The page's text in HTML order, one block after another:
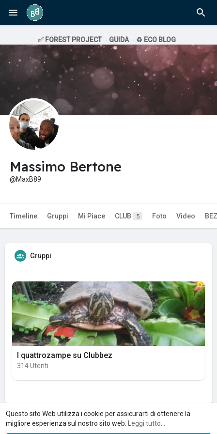
Questo sito Web utilizza i cookie per assicurarti di ottenere la
migliore esperienza sul nostro sito web.
Leggi tutto...
✅ FOREST PROJECT - GUIDA - ♻️ ECO BLOG
Massimo Bertone
@MaxB89
Timeline Gruppi Mi Piace CLUB 5 Foto Video BEZ
Gruppi
I quattrozampe su Clubbez
314 Utenti